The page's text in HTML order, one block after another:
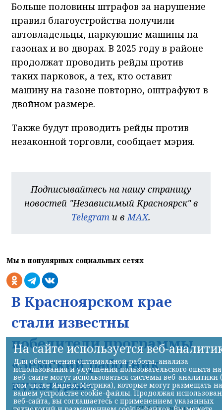
Больше половины штрафов за нарушение
правил благоустройства получили
автовладельцы, паркующие машины на
газонах и во дворах. В 2025 году в районе
продолжат проводить рейды против
таких парковок, а тех, кто оставит
машину на газоне повторно, оштрафуют в
двойном размере.
Также будут проводить рейды против
незаконной торговли, сообщает мэрия.
Подписывайтесь на нашу страницу
новостей "Независимый Красноярск" в
Telegram и вMAX.
Мы в популярных социальных сетях
В Красноярском крае
стали известны
победители программы
«Земский работник
культуры»
На сайте используется веб-
Для обеспечения оптимальной работы, анализа
использования и улучшения пользовательского опыта на
веб-сайте могут использоваться системы веб-аналитики
том числе Яндекс.Метрика), которые могут размещать на
вашем устройстве cookie-файлы. Продолжая
веб-сайта, вы соглашаетесь с применением указанных